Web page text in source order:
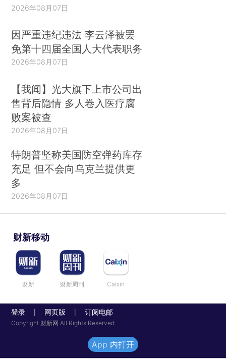
2026年08月07日
因严重违纪违法 李云泽被罢
免第十四届全国人大代表职务
2026年08月07日
【我闻】光大旗下上市公司出
售背后隐情 多人卷入医疗腐
败案被查
2026年08月07日
特朗普坚称美国防空弹药库存
充足 但不会向乌克兰提供更
多
2026年08月07日
财新移动
财新 财新周刊 Caixin
登录 网页版 订阅电邮
Copyright 财新网 All Rights Reserved
App 内打开